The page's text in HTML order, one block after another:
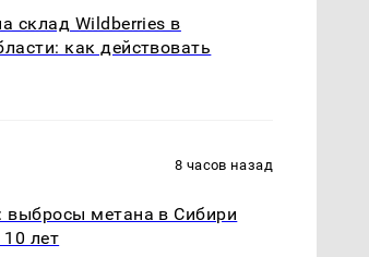
склад Wildberries в
как действовать
8 часов назад
выбросы метана в Сибири
лет